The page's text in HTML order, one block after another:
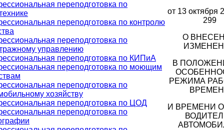
переподготовка по
переподготовка по контролю
переподготовка по
управлению
переподготовка по КИПиА
переподготовка по моющим
переподготовка по
хозяйству
переподготовка по ЦОД
переподготовка по
от 13 октября
299
О
В
РЕЖИМА
И ВРЕМЕНИ